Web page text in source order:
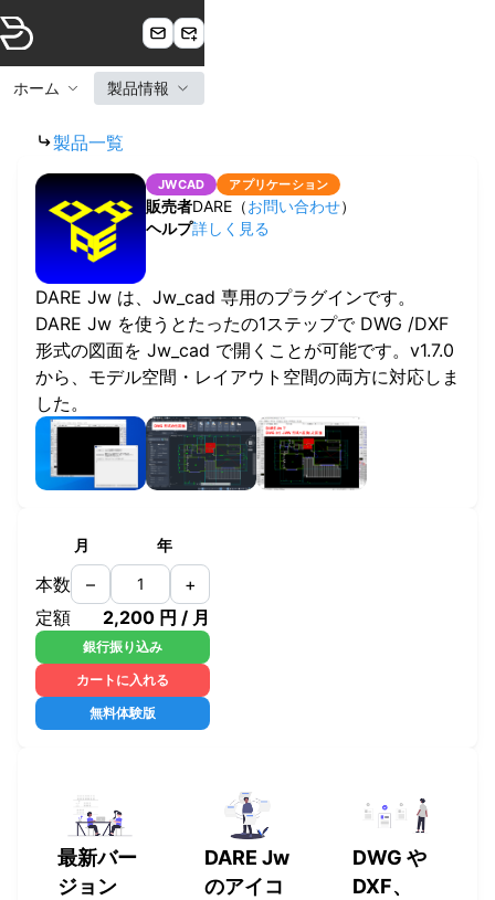
ホーム 製品情報
製品一覧
JWCAD アプリケーション
販売者DARE （お問い合わせ）
ヘルプ詳しく見る
DARE Jw は、Jw_cad 専用のプラグインです。
DARE Jw を使うとたったの1ステップで DWG /DXF
形式の図面を Jw_cad で開くことが可能です。v1.7.0
から、モデル空間・レイアウト空間の両方に対応しま
した。
月 年
本数 –
+
定額
2,200 円 / 月
銀行振り込み
カートに入れる
無料体験版
最新バー
ジョン
DARE Jw
のアイコ
DWG や
DXF、